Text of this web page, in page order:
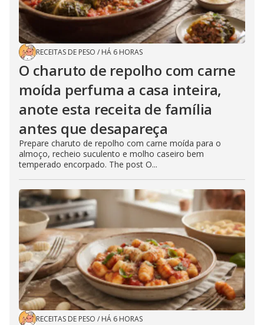
RECEITAS DE PESO / HÁ 6 HORAS
O charuto de repolho com carne
moída perfuma a casa inteira,
anote esta receita de família
antes que desapareça
Prepare charuto de repolho com carne moída para o
almoço, recheio suculento e molho caseiro bem
temperado encorpado. The post O...
RECEITAS DE PESO / HÁ 6 HORAS